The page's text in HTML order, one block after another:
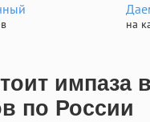
на
импаза
по России